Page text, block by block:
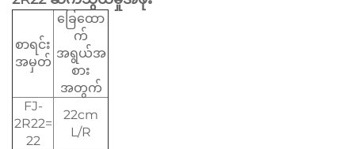
စာရင်း
အမှတ်
ခြေထော
က်
အရွယ်အ
စား
အတွက်
FJ-
2R22=
22
22cm
L/R